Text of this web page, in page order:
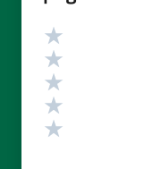
Valutazione